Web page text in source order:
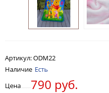
Артикул:ODM22
Наличие Есть
Цена
790 руб.